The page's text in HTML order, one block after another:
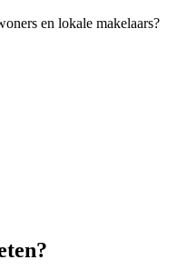
en lokale makelaars?